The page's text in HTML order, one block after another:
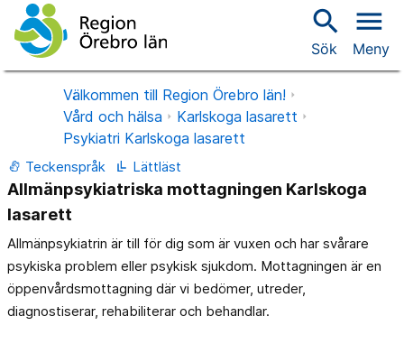
search
Sök
menu
Meny
Välkommen till Region Örebro län!
Vård och hälsa
Karlskoga lasarett
Psykiatri Karlskoga lasarett
Teckenspråk Lättläst
Allmänpsykiatriska mottagningen Karlskoga
lasarett
Allmänpsykiatrin är till för dig som är vuxen och har svårare
psykiska problem eller psykisk sjukdom. Mottagningen är en
öppenvårdsmottagning där vi bedömer, utreder,
diagnostiserar, rehabiliterar och behandlar.